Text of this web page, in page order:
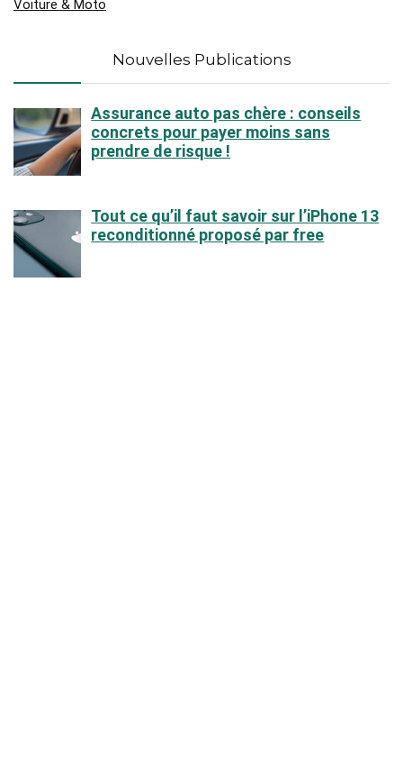
Voiture & Moto
Nouvelles Publications
Assurance auto pas chère : conseils
concrets pour payer moins sans
prendre de risque !
Tout ce qu’il faut savoir sur l’iPhone 13
reconditionné proposé par free